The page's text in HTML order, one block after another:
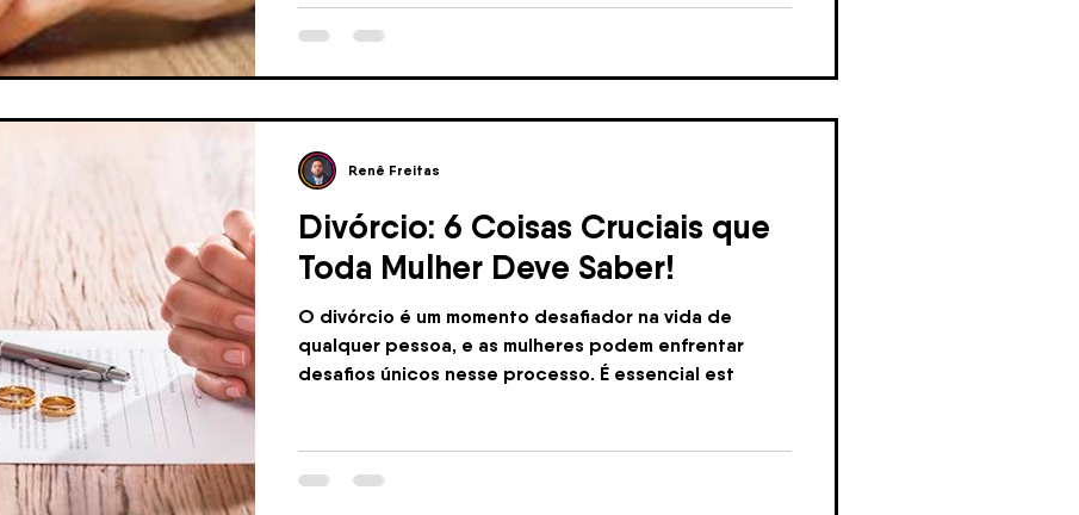
Divórcio: 6 Coisas Cruciais que
Toda Mulher Deve Saber!
O divórcio é um momento desafiador na vida de
qualquer pessoa, e as mulheres podem enfrentar
desafios únicos nesse processo. É essencial est
Renê Freitas